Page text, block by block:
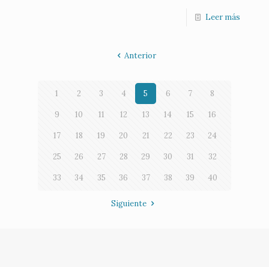
Leer más
Anterior
1 2 3 4 5 6 7 8
9 10 11 12 13 14 15 16
17 18 19 20 21 22 23 24
25 26 27 28 29 30 31 32
33 34 35 36 37 38 39 40
Siguiente